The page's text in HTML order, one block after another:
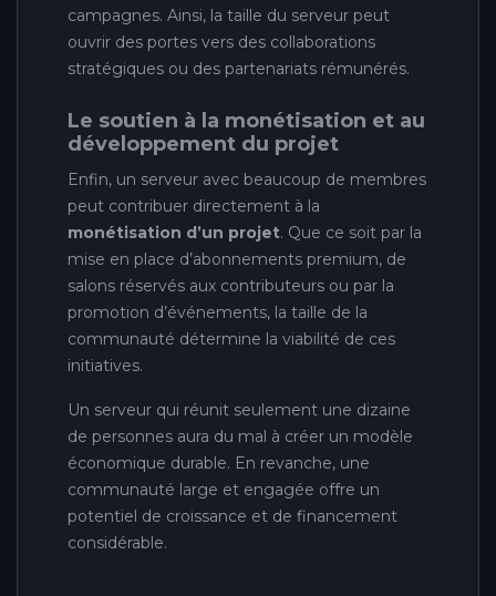
campagnes. Ainsi, la taille du serveur peut
ouvrir des portes vers des collaborations
stratégiques ou des partenariats rémunérés.
Le soutien à la monétisation et au
développement du projet
Enfin, un serveur avec beaucoup de membres
peut contribuer directement à la
monétisation d’un projet. Que ce soit par la
mise en place d’abonnements premium, de
salons réservés aux contributeurs ou par la
promotion d’événements, la taille de la
communauté détermine la viabilité de ces
initiatives.
Un serveur qui réunit seulement une dizaine
de personnes aura du mal à créer un modèle
économique durable. En revanche, une
communauté large et engagée offre un
potentiel de croissance et de financement
considérable.